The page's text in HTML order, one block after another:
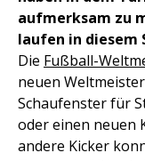
aufmerksam zu
laufen in diesem
Die Fußball-
neuen
Schaufenster für
oder einen neuen
andere Kicker